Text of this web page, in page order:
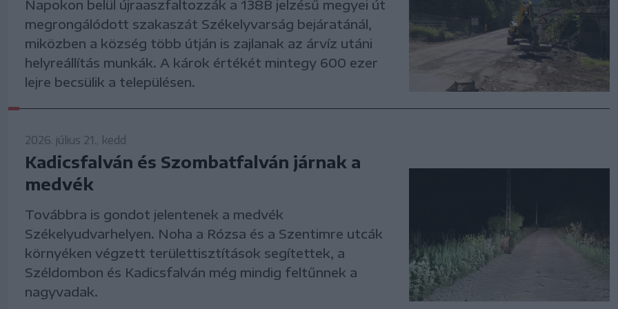
Napokon belül újraaszfaltozzák a 138B jelzésű megyei út
megrongálódott szakaszát Székelyvarság bejáratánál,
miközben a község több útján is zajlanak az árvíz utáni
helyreállítás munkák. A károk értékét mintegy 600 ezer
lejre becsülik a településen.
2026. július 21., kedd
Kadicsfalván és Szombatfalván járnak a
medvék
Továbbra is gondot jelentenek a medvék
Székelyudvarhelyen. Noha a Rózsa és a Szentimre utcák
környéken végzett területtisztítások segítettek, a
Széldombon és Kadicsfalván még mindig feltűnnek a
nagyvadak.